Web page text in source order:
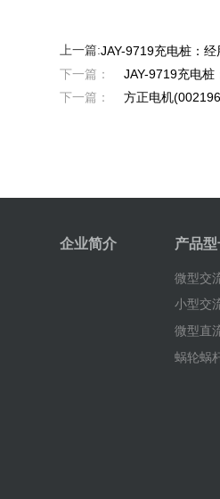
上一篇:JAY-9719充电桩：
下一篇：
JAY-9719充电桩
下一篇：
方正电机
企业简介 产品
微型交
小型交
微型直
蜗轮蜗